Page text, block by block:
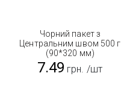
Чорний пакет з
Центральним швом 500 г
(90*320 мм)
7.49 грн. /шт